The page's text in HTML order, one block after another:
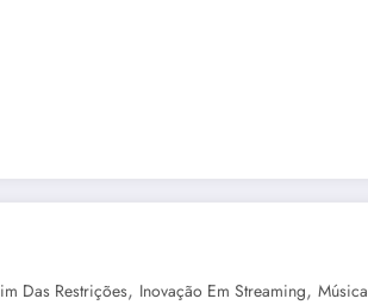
Das Restrições, Inovação Em Streaming,